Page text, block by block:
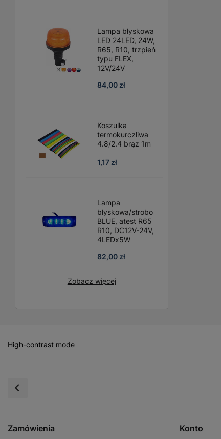
Lampa błyskowa
LED 24LED, 24W,
R65, R10, trzpień
typu FLEX,
12V/24V
84,00 zł
Koszulka
termokurczliwa
4.8/2.4 brąz 1m
1,17 zł
Lampa
błyskowa/strobo
BLUE, atest R65
R10, DC12V-24V,
4LEDx5W
82,00 zł
Zobacz więcej
High-contrast mode
Zamówienia Konto